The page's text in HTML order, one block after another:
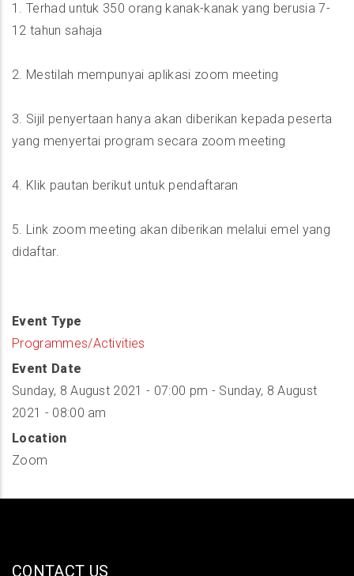
1. Terhad untuk 350 orang kanak-kanak yang berusia 7-
12 tahun sahaja
2. Mestilah mempunyai aplikasi zoom meeting
3. Sijil penyertaan hanya akan diberikan kepada peserta
yang menyertai program secara zoom meeting
4. Klik pautan berikut untuk pendaftaran
5. Link zoom meeting akan diberikan melalui emel yang
didaftar.
Event Type
Programmes/Activities
Event Date
Sunday, 8 August 2021 - 07:00 pm - Sunday, 8 August
2021 - 08:00 am
Location
Zoom
CONTACT US